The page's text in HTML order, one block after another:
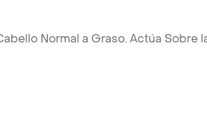
Normal a Graso. Actúa Sobre